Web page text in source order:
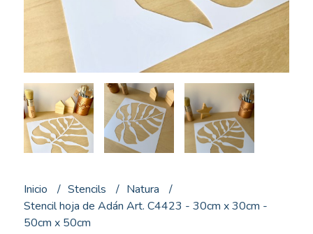
Inicio Stencils
Natura
Stencil hoja de Adán Art. C4423 - 30cm x 30cm -
50cm x 50cm